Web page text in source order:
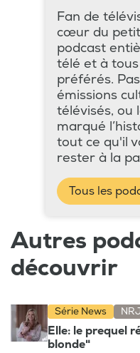
Fan de
cœur du
podcast
télé et à
préférés.
émissions
télévisés, ou
marqué
tout ce qu'il
rester à la
Tous les
Autres
découvrir
Série News NRJ
Elle: le prequel
blonde"